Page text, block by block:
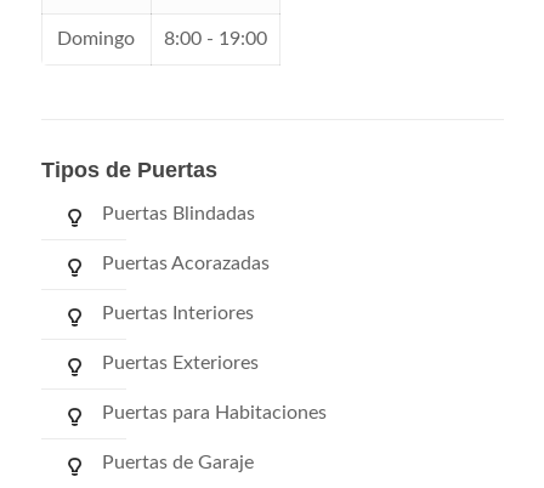
Domingo 8:00 - 19:00
Tipos de Puertas
Puertas Blindadas
Puertas Acorazadas
Puertas Interiores
Puertas Exteriores
Puertas para Habitaciones
Puertas de Garaje